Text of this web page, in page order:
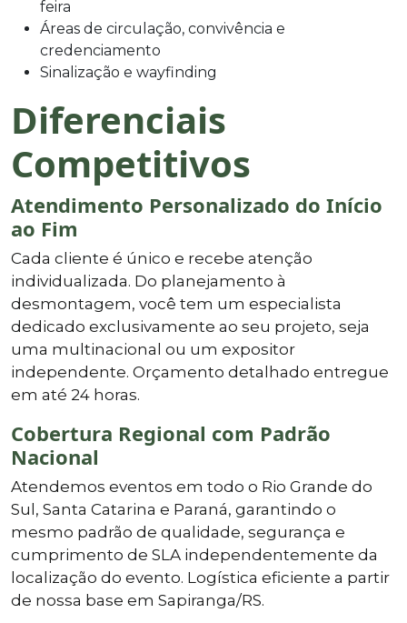
feira
Áreas de circulação, convivência e
credenciamento
Sinalização e wayfinding
Diferenciais
Competitivos
Atendimento Personalizado do Início
ao Fim
Cada cliente é único e recebe atenção
individualizada. Do planejamento à
desmontagem, você tem um especialista
dedicado exclusivamente ao seu projeto, seja
uma multinacional ou um expositor
independente. Orçamento detalhado entregue
em até 24 horas.
Cobertura Regional com Padrão
Nacional
Atendemos eventos em todo o Rio Grande do
Sul, Santa Catarina e Paraná, garantindo o
mesmo padrão de qualidade, segurança e
cumprimento de SLA independentemente da
localização do evento. Logística eficiente a partir
de nossa base em Sapiranga/RS.